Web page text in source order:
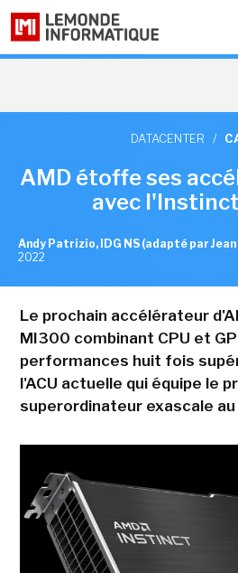
DATACENTER /
AMD étoffe ses
avec
Andy Patrizio, IDG NS (adapté par Jean
2022
Le prochain accélérateur
MI300 combinant CPU et
performances huit fois
l'ACU actuelle qui équipe le
superordinateur exascale au